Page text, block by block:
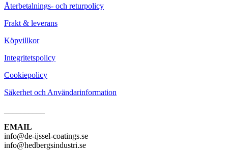
Återbetalnings- och returpolicy
Frakt & leverans
Köpvillkor
Integritetspolicy
Cookiepolicy
Säkerhet och Användarinformation
EMAIL
info@de-ijssel-coatings.se
info@hedbergsindustri.se